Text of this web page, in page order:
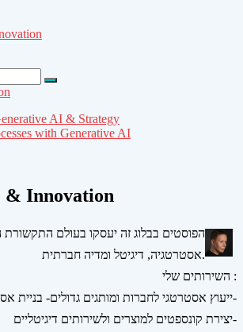
Search
AI & Strategy
with Generative AI
& Innovation
הפוסטים בבלוג זה יעסקו בעולם התקשורת
אסטרטגיה, דיגיטל ומדיה חברתית.
השירותים שלי :
ייעוץ אסטרטגי לחברות ומותגים גדולים- בניית אסטרטגיה דיגיטלית-
יצירת קונספטים למוצרים ולשירותים דיגיטליים-